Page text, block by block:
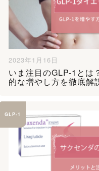
2023年1月16日
いま注目のGLP-1とは
的な増やし方を徹底解
GLP-1